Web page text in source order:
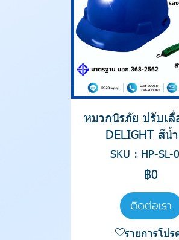
หมวกนิรภัย ปรับเ
DELIGHT สีน้
SKU : HP-SL-
฿0
ติดต่อเรา
รายการโปร